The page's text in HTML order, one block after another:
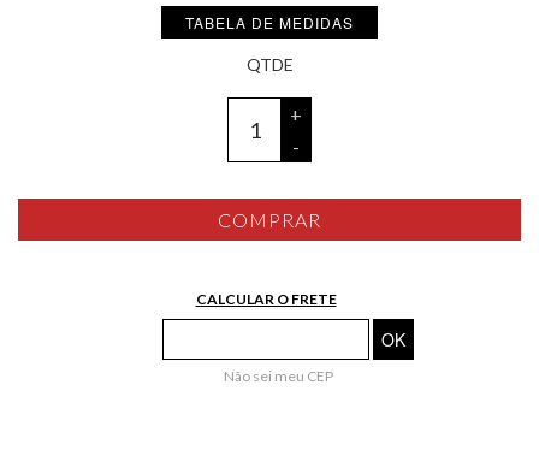
TABELA DE MEDIDAS
+
-
COMPRAR
CALCULAR O FRETE
Não sei meu CEP